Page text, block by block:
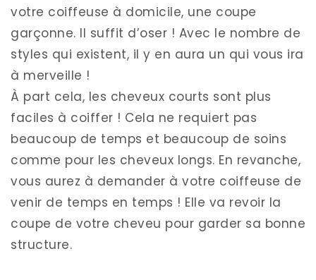
votre coiffeuse à domicile, une coupe
garçonne. Il suffit d’oser ! Avec le nombre de
styles qui existent, il y en aura un qui vous ira
à merveille !
À part cela, les cheveux courts sont plus
faciles à coiffer ! Cela ne requiert pas
beaucoup de temps et beaucoup de soins
comme pour les cheveux longs. En revanche,
vous aurez à demander à votre coiffeuse de
venir de temps en temps ! Elle va revoir la
coupe de votre cheveu pour garder sa bonne
structure.